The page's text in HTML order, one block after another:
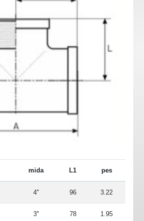
mida L1 pes
4'' 96 3.22
3'' 78 1.95